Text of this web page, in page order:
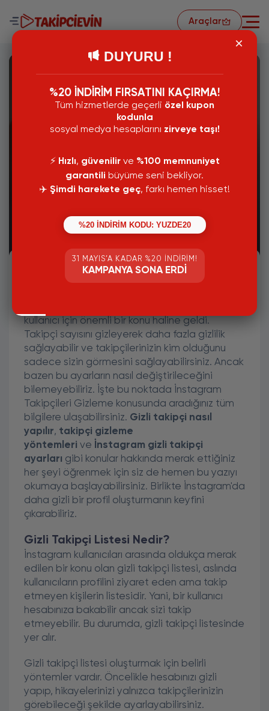
Araçlar
İnstagram Takipçileri Gizleme
İnstagram Gizli Takipçi Listesi:
kullanıcı için önemli bir konu haline geldi.
Takipçi sayısını gizleyerek daha fazla gizlilik
sağlayabilir ve takipçilerinizin kim olduğunu
sadece sizin görmesini sağlayabilirsiniz. Ancak
bazen bu ayarların nasıl değiştirileceğini
bilemeyebiliriz. İşte bu noktada İnstagram
Takipçileri Gizleme konusunda aradığınız tüm
bilgilere ulaşabilirsiniz. Gizli takipçi nasıl
yapılır, takipçi gizleme
yöntemleri ve İnstagram gizli takipçi
ayarları gibi konular hakkında merak ettiğiniz
her şeyi öğrenmek için siz de hemen bu yazıyı
okumaya başlayabilirsiniz. Birlikte İnstagram'da
daha gizli bir profil oluşturmanın keyfini
çıkarabiliriz.
Gizli Takipçi Listesi Nedir?
İnstagram kullanıcıları arasında oldukça merak
edilen bir konu olan gizli takipçi listesi, aslında
kullanıcıların profilini ziyaret eden ama takip
etmeyen kişilerin listesidir. Yani, bir kullanıcı
hesabınıza bakabilir ancak sizi takip
etmeyebilir. Bu durumda, gizli takipçi listesinde
yer alır.
Gizli takipçi listesi oluşturmak için belirli
yöntemler vardır. Öncelikle hesabınızı gizli
yapıp, hikayelerinizi yalnızca takipçilerinizin
görebileceği şekilde ayarlayabilirsiniz.
DUYURU !
%20 İNDİRİM FIRSATINI KAÇIRMA!
Tüm hizmetlerde geçerli özel kupon
kodunla
sosyal medya hesaplarını zirveye taşı!
⚡️ Hızlı, güvenilirve %100 memnuniyet
garantili büyüme seni bekliyor.
✈️ Şimdi harekete geç, farkı hemen hisset!
%20 İNDİRİM KODU: YUZDE20
31 MAYIS’A KADAR %20 İNDIRIM!
KAMPANYA SONA ERDI